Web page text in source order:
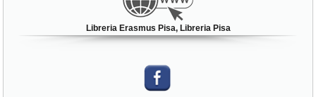
Libreria Erasmus Pisa, Libreria Pisa